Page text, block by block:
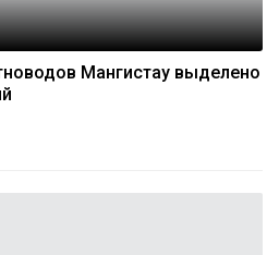
Мангистау выделено